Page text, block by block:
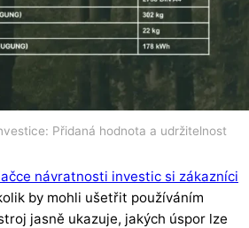
Přidaná hodnota a udržitelnost
návratnosti investic si zákazníci
by mohli ušetřit používáním
jasně ukazuje, jakých úspor lze